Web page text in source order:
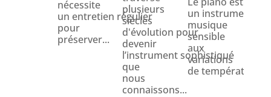
nécessite
un entretien régulier
pour
préserver...
plusieurs
siècles
d'évolution pour
devenir
l’instrument sophistiqué
que
nous
connaissons...
un instrument de
musique
sensible
aux
variations
de température